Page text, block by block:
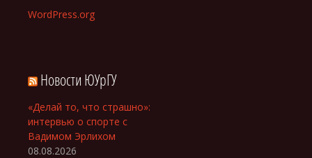
WordPress.org
Новости ЮУрГУ
«Делай то, что страшно»:
интервью о спорте с
Вадимом Эрлихом
08.08.2026